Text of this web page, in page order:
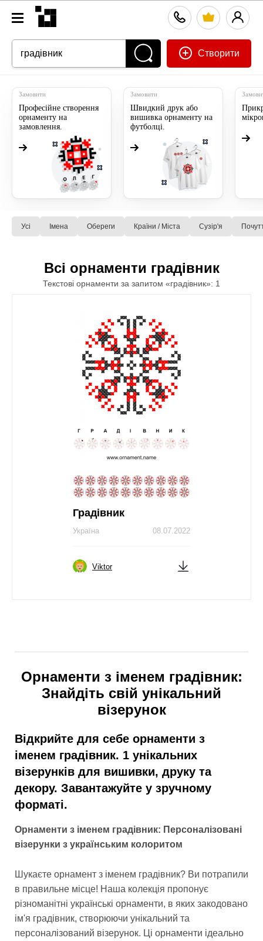
Створити
Замовити
Професійне створення
орнаменту на
замовлення.
Замовити
Швидкий друк або
вишивка орнаменту на
футболці.
Усі Імена Обереги Країни / Міста Сузiр'я
Всі орнаменти градівник
Текстові орнаменти за запитом «градівник»: 1
Градівник
08.07.2022
Україна
Viktor
Орнаменти з іменем градівник:
Знайдіть свій унікальний
візерунок
Відкрийте для себе орнаменти з
іменем градівник. 1 унікальних
візерунків для вишивки, друку та
декору. Завантажуйте у зручному
форматі.
Орнаменти з іменем градівник: Персоналізовані
візерунки з українським колоритом
Шукаєте орнамент з іменем градівник? Ви потрапили
в правильне місце! Наша колекція пропонує
різноманітні українські орнаменти, в яких закодовано
ім'я градівник, створюючи унікальний та
персоналізований візерунок. Ці орнаменти ідеально